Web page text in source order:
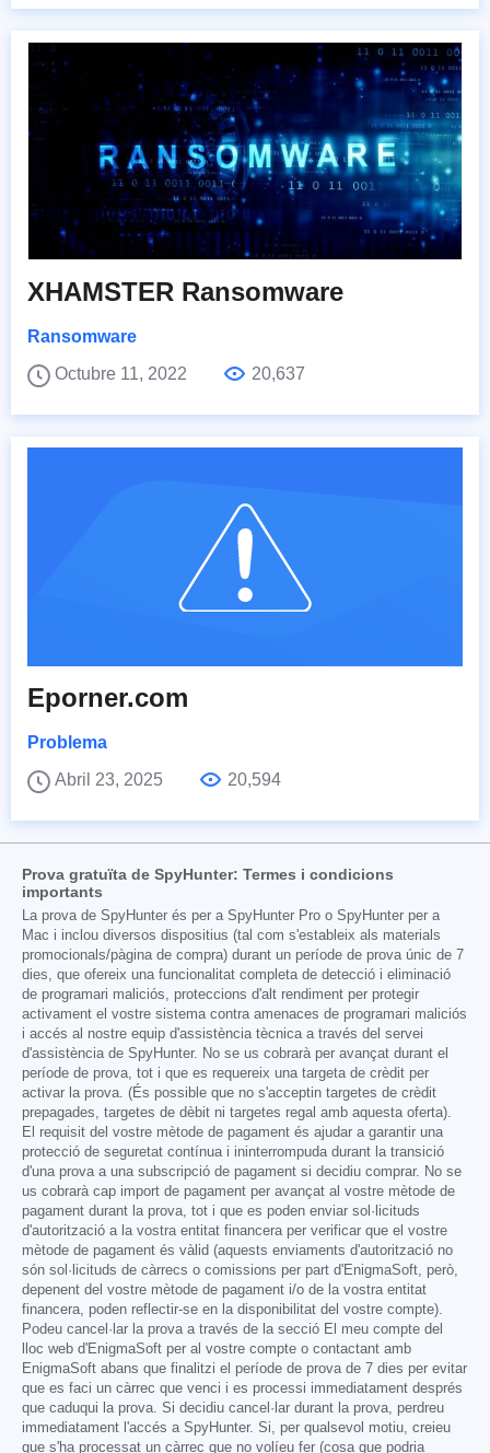
XHAMSTER Ransomware
Ransomware
Octubre 11, 2022
20,637
Eporner.com
Problema
Abril 23, 2025
20,594
Prova gratuïta de SpyHunter: Termes i condicions
importants
La prova de SpyHunter és per a SpyHunter Pro o SpyHunter per a
Mac i inclou diversos dispositius (tal com s'estableix als materials
promocionals/pàgina de compra) durant un període de prova únic de 7
dies, que ofereix una funcionalitat completa de detecció i eliminació
de programari maliciós, proteccions d'alt rendiment per protegir
activament el vostre sistema contra amenaces de programari maliciós
i accés al nostre equip d'assistència tècnica a través del servei
d'assistència de SpyHunter. No se us cobrarà per avançat durant el
període de prova, tot i que es requereix una targeta de crèdit per
activar la prova. (És possible que no s'acceptin targetes de crèdit
prepagades, targetes de dèbit ni targetes regal amb aquesta oferta).
El requisit del vostre mètode de pagament és ajudar a garantir una
protecció de seguretat contínua i ininterrompuda durant la transició
d'una prova a una subscripció de pagament si decidiu comprar. No se
us cobrarà cap import de pagament per avançat al vostre mètode de
pagament durant la prova, tot i que es poden enviar sol·licituds
d'autorització a la vostra entitat financera per verificar que el vostre
mètode de pagament és vàlid (aquests enviaments d'autorització no
són sol·licituds de càrrecs o comissions per part d'EnigmaSoft, però,
depenent del vostre mètode de pagament i/o de la vostra entitat
financera, poden reflectir-se en la disponibilitat del vostre compte).
Podeu cancel·lar la prova a través de la secció El meu compte del
lloc web d'EnigmaSoft per al vostre compte o contactant amb
EnigmaSoft abans que finalitzi el període de prova de 7 dies per evitar
que es faci un càrrec que venci i es processi immediatament després
que caduqui la prova. Si decidiu cancel·lar durant la prova, perdreu
immediatament l'accés a SpyHunter. Si, per qualsevol motiu, creieu
que s'ha processat un càrrec que no volíeu fer (cosa que podria